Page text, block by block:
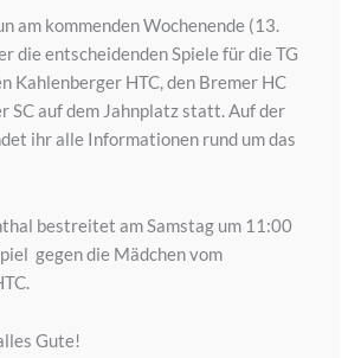
am kommenden Wochenende (13.
die entscheidenden Spiele für die TG
Kahlenberger HTC, den Bremer HC
SC auf dem Jahnplatz statt. Auf der
ihr alle Informationen rund um das
bestreitet am Samstag um 11:00
gegen die Mädchen vom
Gute!